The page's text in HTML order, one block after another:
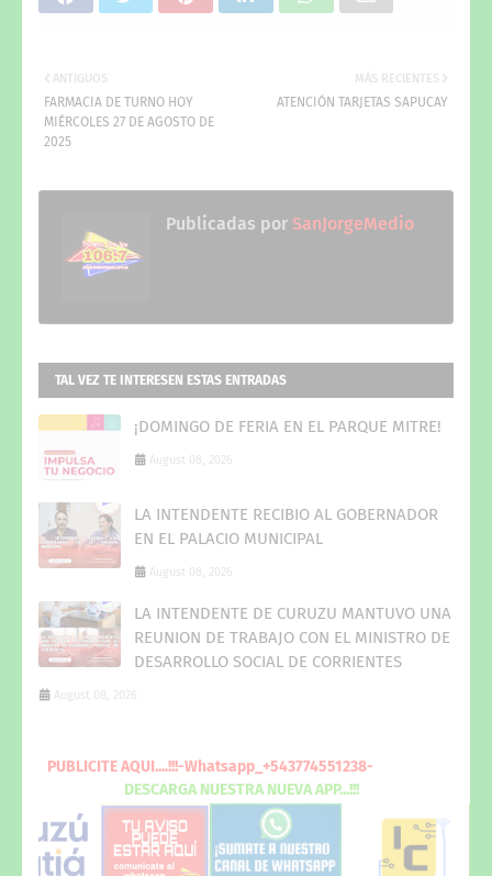
MÁS RECIENTES
ATENCIÓN TARJETAS SAPUCAY
ANTIGUOS
FARMACIA DE TURNO HOY
MIÉRCOLES 27 DE AGOSTO DE
2025
Publicadas por SanJorgeMedio
TAL VEZ TE INTERESEN ESTAS ENTRADAS
¡DOMINGO DE FERIA EN EL PARQUE MITRE!
August 08, 2026
LA INTENDENTE RECIBIO AL GOBERNADOR
EN EL PALACIO MUNICIPAL
August 08, 2026
LA INTENDENTE DE CURUZU MANTUVO UNA
REUNION DE TRABAJO CON EL MINISTRO DE
DESARROLLO SOCIAL DE CORRIENTES
August 08, 2026
PUBLICITE AQUI....!!!-Whatsapp_+543774551238-
DESCARGANUESTRA NUEVAAPP...!!!